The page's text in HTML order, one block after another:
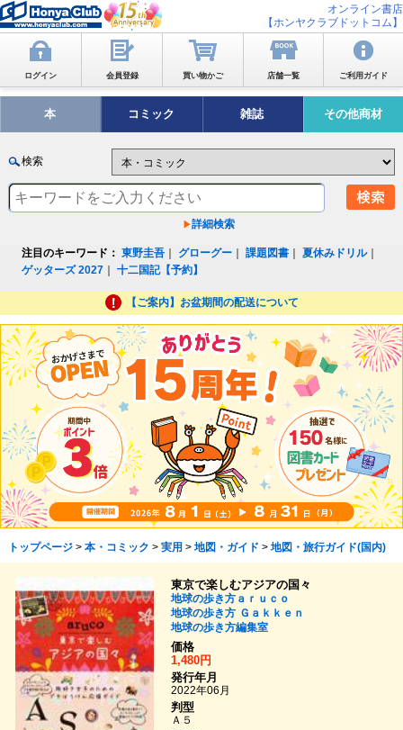
オンライン書店
【ホンヤクラブドットコム】
ログイン 会員登録 買い物かご 店舗一覧 ご利用ガイド
本 コミック 雑誌 その他商材
検索
詳細検索
注目のキーワード： 東野圭吾 グローグー ｜課題図書 ｜夏休みドリル｜
ゲッターズ 2027 ｜十二国記【予約】
【ご案内】お盆期間の配送について
トップページ> 本・コミック > 実用 > 地図・ガイド > 地図・旅行ガイド(国内)
東京で楽しむアジアの国々
地球の歩き方ａｒｕｃｏ
地球の歩き方 Ｇａｋｋｅｎ
地球の歩き方編集室
価格
1,480円
発行年月
2022年06月
判型
Ａ５